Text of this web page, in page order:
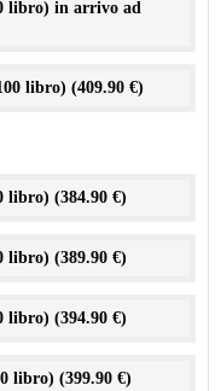
libro) in arrivo ad
libro) (409.90 €)
libro) (384.90 €)
libro) (389.90 €)
libro) (394.90 €)
libro) (399.90 €)